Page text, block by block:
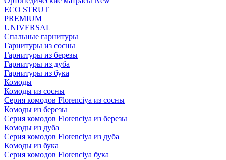
ECO STRUT
PREMIUM
UNIVERSAL
Спальные гарнитуры
Гарнитуры из сосны
Гарнитуры из березы
Гарнитуры из дуба
Гарнитуры из бука
Комоды
Комоды из сосны
Серия комодов Florenciya из сосны
Комоды из березы
Серия комодов Florenciya из березы
Комоды из дуба
Серия комодов Florenciya из дуба
Комоды из бука
Серия комодов Florenciya бука